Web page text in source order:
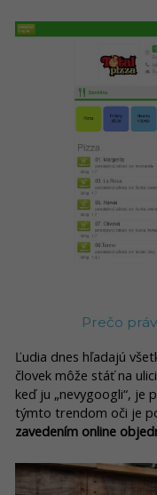
Prečo
Ľudia dnes hľadajú
človek môže stáť na
keď ju „nevygoogli“, je
týmto trendom oči je
zavedením online